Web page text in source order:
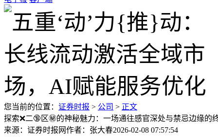
您当前的位置： 证券时报 > 公司 > 正文
探索❌二🔞区㊙️的神秘魅力：一场通往感官深处与禁忌边缘的
来源：证券时报网作者：张大春2026-02-08 07:57:54